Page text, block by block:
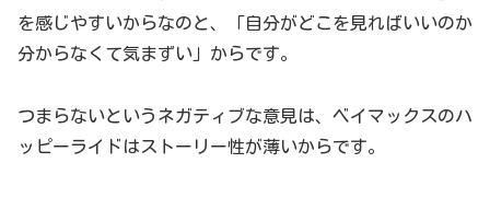
を感じやすいからなのと、「自分がどこを見ればいいのか
分からなくて気まずい」からです。
つまらないというネガティブな意見は、ベイマックスのハ
ッピーライドはストーリー性が薄いからです。